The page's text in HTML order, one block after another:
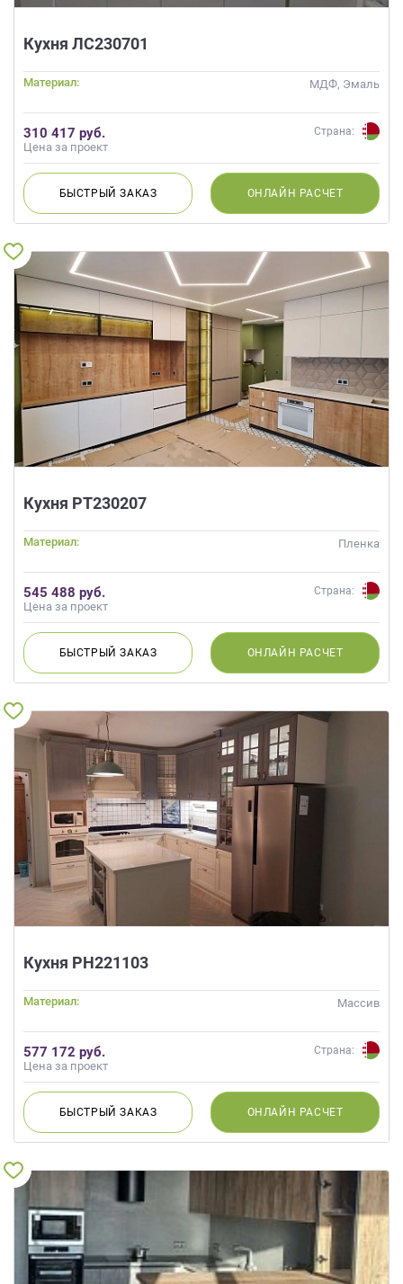
Кухня ЛС230701
Материал: МДФ, Эмаль
310 417 руб.
Цена за проект
Страна:
БЫСТРЫЙЗАКАЗ ОНЛАЙН РАСЧЕТ
Кухня РТ230207
Материал: Пленка
545 488 руб.
Цена за проект
Страна:
БЫСТРЫЙЗАКАЗ ОНЛАЙН РАСЧЕТ
Кухня РН221103
Материал: Массив
577 172 руб.
Цена за проект
Страна:
БЫСТРЫЙЗАКАЗ ОНЛАЙН РАСЧЕТ